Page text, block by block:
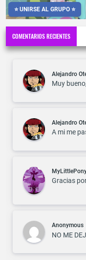
⭐ UNIRSE AL GRUPO ⭐
COMENTARIOS RECIENTES
Alejandro
Muy
Alejandro
A mi me
Gracias
Anonymous
NO ME